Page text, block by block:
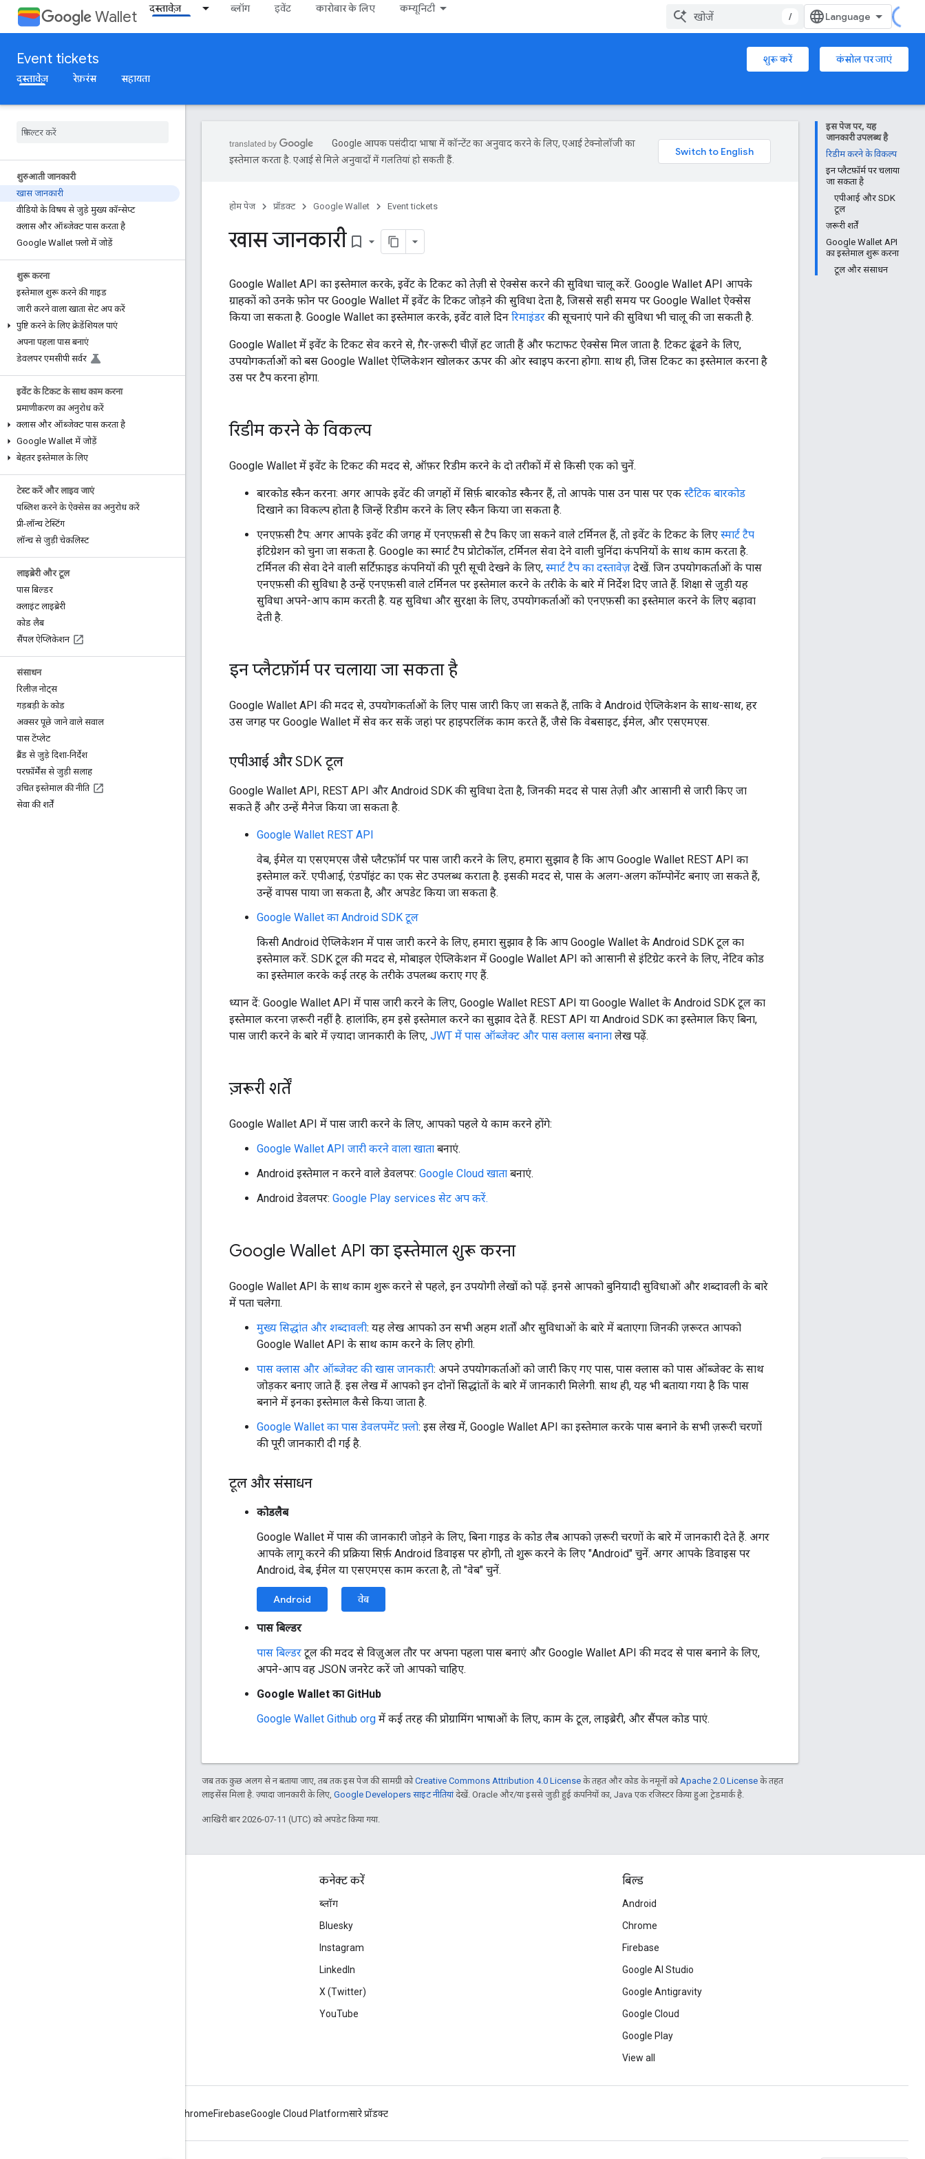
Wallet दस्तावेज़ ब्लॉग इवेंट कारोबार के लिए कम्यूनिटी
/
Event tickets शुरू करें
कंसोल पर जाएं
दस्तावेज़
रेफ़रंस सहायता
शुरुआती जानकारी
खास जानकारी
वीडियो के विषय से जुड़े मुख्य कॉन्सेप्ट
क्लास और ऑब्जेक्ट पास करता है
Google Wallet फ़्लो में जोड़ें
शुरू करना
इस्तेमाल शुरू करने की गाइड
जारी करने वाला खाता सेट अप करें
पुष्टि करने के लिए क्रेडेंशियल पाएं
अपना पहला पास बनाएं
डेवलपर एमसीपी सर्वर
इवेंट के टिकट के साथ काम करना
प्रमाणीकरण का अनुरोध करें
क्लास और ऑब्जेक्ट पास करता है
Google Wallet में जोड़ें
बेहतर इस्तेमाल के लिए
टेस्ट करें और लाइव जाएं
पब्लिश करने के ऐक्सेस का अनुरोध करें
प्री-लॉन्च टेस्टिंग
लॉन्च से जुड़ी चेकलिस्ट
लाइब्रेरी और टूल
पास बिल्डर
क्लाइंट लाइब्रेरी
कोड लैब
सैंपल ऐप्लिकेशन
संसाधन
रिलीज़ नोट्स
गड़बड़ी के कोड
अक्सर पूछे जाने वाले सवाल
पास टेंप्लेट
ब्रैंड से जुड़े दिशा-निर्देश
परफ़ॉर्मेंस से जुड़ी सलाह
उचित इस्तेमाल की नीति
सेवा की शर्तें
इस पेज पर, यह
जानकारी उपलब्ध है
रिडीम करने के विकल्प
इन प्लैटफ़ॉर्म पर चलाया
जा सकता है
एपीआई और SDK
टूल
ज़रूरी शर्तें
Google Wallet API
का इस्तेमाल शुरू करना
टूल और संसाधन
Google आपकी पसंदीदा भाषा में कॉन्टेंट का अनुवाद करने के लिए, एआई टेक्नोलॉजी का
इस्तेमाल करता है. एआई से मिले अनुवादों में गलतियां हो सकती हैं.
होम पेज प्रॉडक्ट Google Wallet Event tickets
खास जानकारी bookmark_border
Google Wallet API का इस्तेमाल करके, इवेंट के टिकट को तेज़ी से ऐक्सेस करने की सुविधा चालू करें. Google Wallet API आपके
ग्राहकों को उनके फ़ोन पर Google Wallet में इवेंट के टिकट जोड़ने की सुविधा देता है, जिससे सही समय पर Google Wallet ऐक्सेस
किया जा सकता है. Google Wallet का इस्तेमाल करके, इवेंट वाले दिन रिमाइंडर की सूचनाएं पाने की सुविधा भी चालू की जा सकती है.
Google Wallet में इवेंट के टिकट सेव करने से, ग़ैर-ज़रूरी चीज़ें हट जाती हैं और फटाफट ऐक्सेस मिल जाता है. टिकट ढूंढने के लिए,
उपयोगकर्ताओं को बस Google Wallet ऐप्लिकेशन खोलकर ऊपर की ओर स्वाइप करना होगा. साथ ही, जिस टिकट का इस्तेमाल करना है
उस पर टैप करना होगा.
रिडीम करने के विकल्प
Google Wallet में इवेंट के टिकट की मदद से, ऑफ़र रिडीम करने के दो तरीकों में से किसी एक को चुनें.
बारकोड स्कैन करना: अगर आपके इवेंट की जगहों में सिर्फ़ बारकोड स्कैनर हैं, तो आपके पास उन पास पर एक स्टैटिक बारकोड
दिखाने का विकल्प होता है जिन्हें रिडीम करने के लिए स्कैन किया जा सकता है.
एनएफ़सी टैप: अगर आपके इवेंट की जगह में एनएफ़सी से टैप किए जा सकने वाले टर्मिनल हैं, तो इवेंट के टिकट के लिए स्मार्ट टैप
इंटिग्रेशन को चुना जा सकता है. Google का स्मार्ट टैप प्रोटोकॉल, टर्मिनल सेवा देने वाली चुनिंदा कंपनियों के साथ काम करता है.
टर्मिनल की सेवा देने वाली सर्टिफ़ाइड कंपनियों की पूरी सूची देखने के लिए, स्मार्ट टैप का दस्तावेज़ देखें. जिन उपयोगकर्ताओं के पास
एनएफ़सी की सुविधा है उन्हें एनएफ़सी वाले टर्मिनल पर इस्तेमाल करने के तरीके के बारे में निर्देश दिए जाते हैं. शिक्षा से जुड़ी यह
सुविधा अपने-आप काम करती है. यह सुविधा और सुरक्षा के लिए, उपयोगकर्ताओं को एनएफ़सी का इस्तेमाल करने के लिए बढ़ावा
देती है.
इन प्लैटफ़ॉर्म पर चलाया जा सकता है
Google Wallet API की मदद से, उपयोगकर्ताओं के लिए पास जारी किए जा सकते हैं, ताकि वे Android ऐप्लिकेशन के साथ-साथ, हर
उस जगह पर Google Wallet में सेव कर सकें जहां पर हाइपरलिंक काम करते हैं, जैसे कि वेबसाइट, ईमेल, और एसएमएस.
एपीआई और SDK टूल
Google Wallet API, REST API और Android SDK की सुविधा देता है, जिनकी मदद से पास तेज़ी और आसानी से जारी किए जा
सकते हैं और उन्हें मैनेज किया जा सकता है.
Google Wallet REST API
वेब, ईमेल या एसएमएस जैसे प्लैटफ़ॉर्म पर पास जारी करने के लिए, हमारा सुझाव है कि आप Google Wallet REST API का
इस्तेमाल करें. एपीआई, एंडपॉइंट का एक सेट उपलब्ध कराता है. इसकी मदद से, पास के अलग-अलग कॉम्पोनेंट बनाए जा सकते हैं,
उन्हें वापस पाया जा सकता है, और अपडेट किया जा सकता है.
Google Wallet का Android SDK टूल
किसी Android ऐप्लिकेशन में पास जारी करने के लिए, हमारा सुझाव है कि आप Google Wallet के Android SDK टूल का
इस्तेमाल करें. SDK टूल की मदद से, मोबाइल ऐप्लिकेशन में Google Wallet API को आसानी से इंटिग्रेट करने के लिए, नेटिव कोड
का इस्तेमाल करके कई तरह के तरीके उपलब्ध कराए गए हैं.
ध्यान दें: Google Wallet API में पास जारी करने के लिए, Google Wallet REST API या Google Wallet के Android SDK टूल का
इस्तेमाल करना ज़रूरी नहीं है. हालांकि, हम इसे इस्तेमाल करने का सुझाव देते हैं. REST API या Android SDK का इस्तेमाल किए बिना,
पास जारी करने के बारे में ज़्यादा जानकारी के लिए, JWT में पास ऑब्जेक्ट और पास क्लास बनाना लेख पढ़ें.
ज़रूरी शर्तें
Google Wallet API में पास जारी करने के लिए, आपको पहले ये काम करने होंगे:
Google Wallet API जारी करने वाला खाता बनाएं.
Android इस्तेमाल न करने वाले डेवलपर: Google Cloud खाता बनाएं.
Android डेवलपर: Google Play services सेट अप करें.
Google Wallet API का इस्तेमाल शुरू करना
Google Wallet API के साथ काम शुरू करने से पहले, इन उपयोगी लेखों को पढ़ें. इनसे आपको बुनियादी सुविधाओं और शब्दावली के बारे
में पता चलेगा.
मुख्य सिद्धांत और शब्दावली: यह लेख आपको उन सभी अहम शर्तों और सुविधाओं के बारे में बताएगा जिनकी ज़रूरत आपको
Google Wallet API के साथ काम करने के लिए होगी.
पास क्लास और ऑब्जेक्ट की खास जानकारी: अपने उपयोगकर्ताओं को जारी किए गए पास, पास क्लास को पास ऑब्जेक्ट के साथ
जोड़कर बनाए जाते हैं. इस लेख में आपको इन दोनों सिद्धांतों के बारे में जानकारी मिलेगी. साथ ही, यह भी बताया गया है कि पास
बनाने में इनका इस्तेमाल कैसे किया जाता है.
Google Wallet का पास डेवलपमेंट फ़्लो: इस लेख में, Google Wallet API का इस्तेमाल करके पास बनाने के सभी ज़रूरी चरणों
की पूरी जानकारी दी गई है.
टूल और संसाधन
कोडलैब
Google Wallet में पास की जानकारी जोड़ने के लिए, बिना गाइड के कोड लैब आपको ज़रूरी चरणों के बारे में जानकारी देते हैं. अगर
आपके लागू करने की प्रक्रिया सिर्फ़ Android डिवाइस पर होगी, तो शुरू करने के लिए "Android" चुनें. अगर आपके डिवाइस पर
Android, वेब, ईमेल या एसएमएस काम करता है, तो "वेब" चुनें.
Android वेब
पास बिल्डर
पास बिल्डर टूल की मदद से विज़ुअल तौर पर अपना पहला पास बनाएं और Google Wallet API की मदद से पास बनाने के लिए,
अपने-आप वह JSON जनरेट करें जो आपको चाहिए.
Google Wallet का GitHub
Google Wallet Github org में कई तरह की प्रोग्रामिंग भाषाओं के लिए, काम के टूल, लाइब्रेरी, और सैंपल कोड पाएं.
जब तक कुछ अलग से न बताया जाए, तब तक इस पेज की सामग्री कोCreative Commons Attribution 4.0 License के तहत और कोड के नमूनों को Apache 2.0 License के तहत
लाइसेंस मिला है. ज़्यादा जानकारी के लिए, Google Developers साइट नीतियांदेखें. Oracle और/या इससे जुड़ी हुई कंपनियों का, Java एक रजिस्टर किया हुआ ट्रेडमार्क है.
आखिरी बार 2026-07-11 (UTC) को अपडेट किया गया.
कनेक्ट करें
ब्लॉग
Bluesky
Instagram
LinkedIn
X (Twitter)
YouTube
बिल्ड
Android
Chrome
Firebase
Google AI Studio
Google Antigravity
Google Cloud
Google Play
View all
ChromeFirebaseGoogle Cloud Platformसारे प्रॉडक्ट